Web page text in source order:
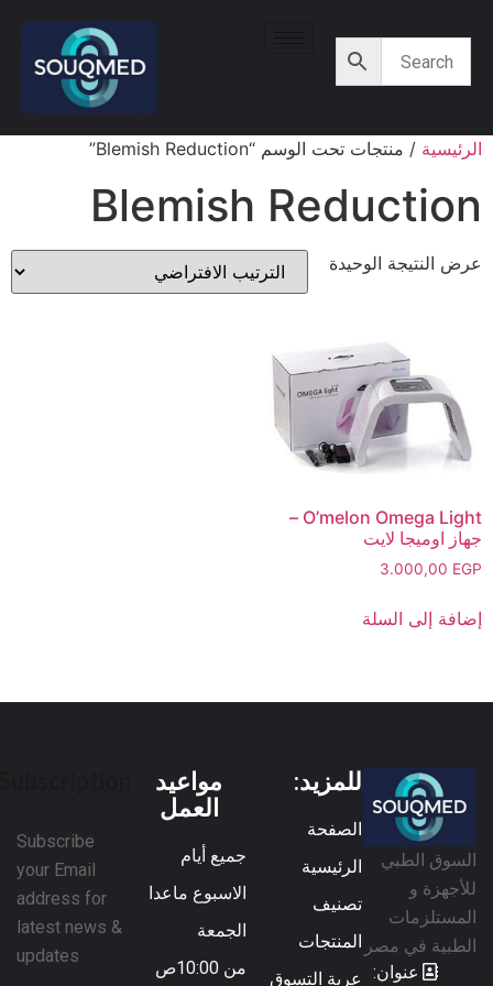
الرئيسية/ منتجات تحت الوسم “Blemish Reduction”
Blemish Reduction
عرض النتيجة الوحيدة
O’melon Omega Light –
جهاز اوميجا لايت
3.000,00EGP
إضافة إلى السلة
السوق الطبي
للأجهزة و
المستلزمات
الطبية في مصر
عنوان:
للمزيد:
الصفحة
الرئيسية
تصنيف
المنتجات
عربة التسوق
مواعيد
العمل
جميع أيام
الاسبوع ماعدا
الجمعة
من 10:00ص
Subscribe
your Email
address for
latest news &
updates